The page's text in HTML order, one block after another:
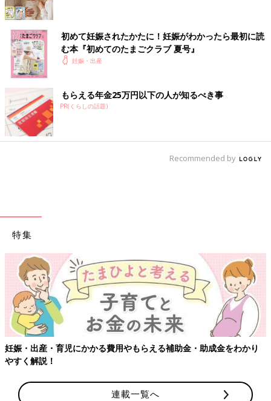
初めて妊娠されたかたに！妊娠がわかったら最初に読
む本『初めてのたまごクラブ 夏号』
妊娠・出産
もらえる年金25万円以下の人が知るべき事
PR(くらしの話題)
Recommended by
特集
【ワクチン接種できるものも】妊婦の感染症対策、知っておい
連載一覧へ